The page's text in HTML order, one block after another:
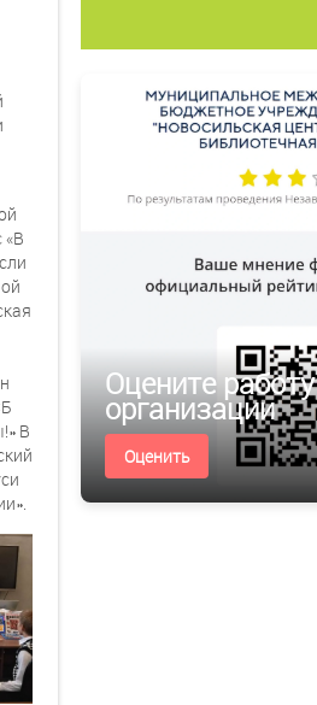
«В
В
Оцените работу
организации
Оценить